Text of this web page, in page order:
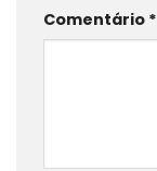
Comentário *